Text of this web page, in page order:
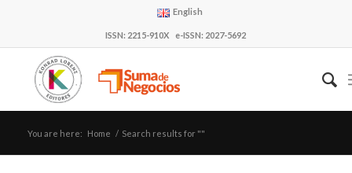
English
ISSN: 2215-910X e-ISSN: 2027-5692
You are here: Home / Search results for ""